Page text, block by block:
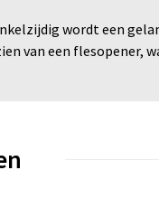
wordt een
van een